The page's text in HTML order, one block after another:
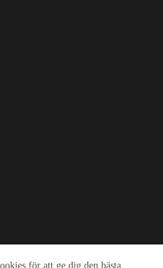
för att ge dig den bästa